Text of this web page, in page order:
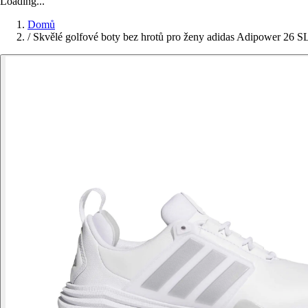
Domů
/ Skvělé golfové boty bez hrotů pro ženy adidas Adipower 26